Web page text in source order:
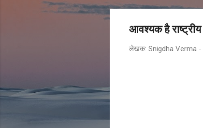
आवश्यक है राष्ट्रीय
लेखक: Snigdha Verma -